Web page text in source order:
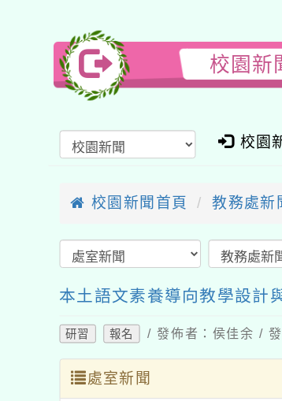
校園新
校園
校園新聞首頁 教務處新
本土語文素養導向教學設計
研習 報名 / 發佈者：侯佳余 /
處室新聞